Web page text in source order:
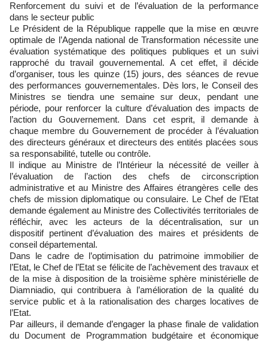
Renforcement du suivi et de l’évaluation de la performance
dans le secteur public
Le Président de la République rappelle que la mise en œuvre
optimale de l’Agenda national de Transformation nécessite une
évaluation systématique des politiques publiques et un suivi
rapproché du travail gouvernemental. A cet effet, il décide
d’organiser, tous les quinze (15) jours, des séances de revue
des performances gouvernementales. Dès lors, le Conseil des
Ministres se tiendra une semaine sur deux, pendant une
période, pour renforcer la culture d’évaluation des impacts de
l’action du Gouvernement. Dans cet esprit, il demande à
chaque membre du Gouvernement de procéder à l’évaluation
des directeurs généraux et directeurs des entités placées sous
sa responsabilité, tutelle ou contrôle.
Il indique au Ministre de l’Intérieur la nécessité de veiller à
l’évaluation de l’action des chefs de circonscription
administrative et au Ministre des Affaires étrangères celle des
chefs de mission diplomatique ou consulaire. Le Chef de l’Etat
demande également au Ministre des Collectivités territoriales de
réfléchir, avec les acteurs de la décentralisation, sur un
dispositif pertinent d’évaluation des maires et présidents de
conseil départemental.
Dans le cadre de l’optimisation du patrimoine immobilier de
l’Etat, le Chef de l’Etat se félicite de l’achèvement des travaux et
de la mise à disposition de la troisième sphère ministérielle de
Diamniadio, qui contribuera à l’amélioration de la qualité du
service public et à la rationalisation des charges locatives de
l’Etat.
Par ailleurs, il demande d’engager la phase finale de validation
du Document de Programmation budgétaire et économique